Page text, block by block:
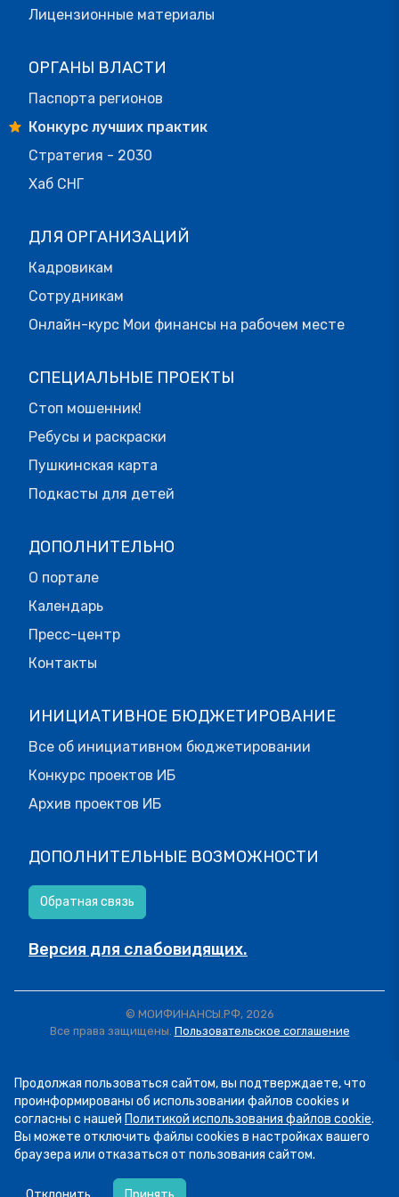
Лицензионные материалы
ОРГАНЫ ВЛАСТИ
Паспорта регионов
Конкурс лучших практик
Стратегия - 2030
Хаб СНГ
ДЛЯ ОРГАНИЗАЦИЙ
Кадровикам
Сотрудникам
Онлайн-курс Мои финансы на рабочем месте
СПЕЦИАЛЬНЫЕ ПРОЕКТЫ
Стоп мошенник!
Ребусы и раскраски
Пушкинская карта
Подкасты для детей
ДОПОЛНИТЕЛЬНО
О портале
Календарь
Пресс-центр
Контакты
ИНИЦИАТИВНОЕ БЮДЖЕТИРОВАНИЕ
Все об инициативном бюджетировании
Конкурс проектов ИБ
Архив проектов ИБ
ДОПОЛНИТЕЛЬНЫЕ ВОЗМОЖНОСТИ
Обратная связь
Версия для слабовидящих.
© МОИФИНАНСЫ.РФ, 2026
Все права защищены. Пользовательское соглашение
Продолжая пользоваться сайтом, вы подтверждаете, что
проинформированы об использовании файлов cookies и
согласны с нашей Политикой использования файлов cookie.
Вы можете отключить файлы cookies в настройках вашего
браузера или отказаться от пользования сайтом.